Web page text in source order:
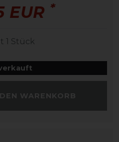
EUR *
1 Stück
WARENKORB